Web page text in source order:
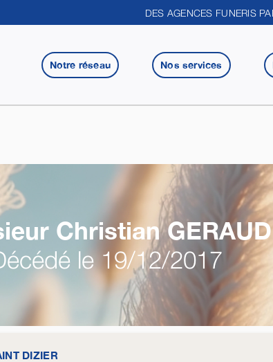
DES AGENCES FUNERIS
Notre réseau Nos services
ChristianGERAUD
le 19/12/2017
DIZIER